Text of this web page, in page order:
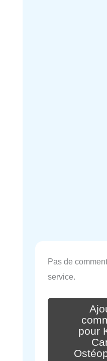
Pas de
service.
pour